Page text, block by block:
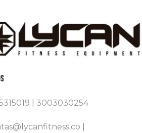
| 3003030254
|